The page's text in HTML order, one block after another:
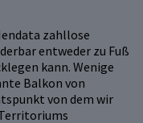
zahllose
entweder zu Fuß
kann. Wenige
Balkon von
von dem wir